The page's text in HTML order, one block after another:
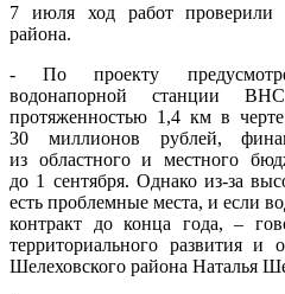
7 июля ход работ проверили
района.
- По проекту
водонапорной станции
протяженностью 1,4 км в
30 миллионов рублей,
из областного и местного
до 1 сентября. Однако из-за
есть проблемные места, и если
контракт до конца года, –
территориального развития и
Шелеховского района Наталья